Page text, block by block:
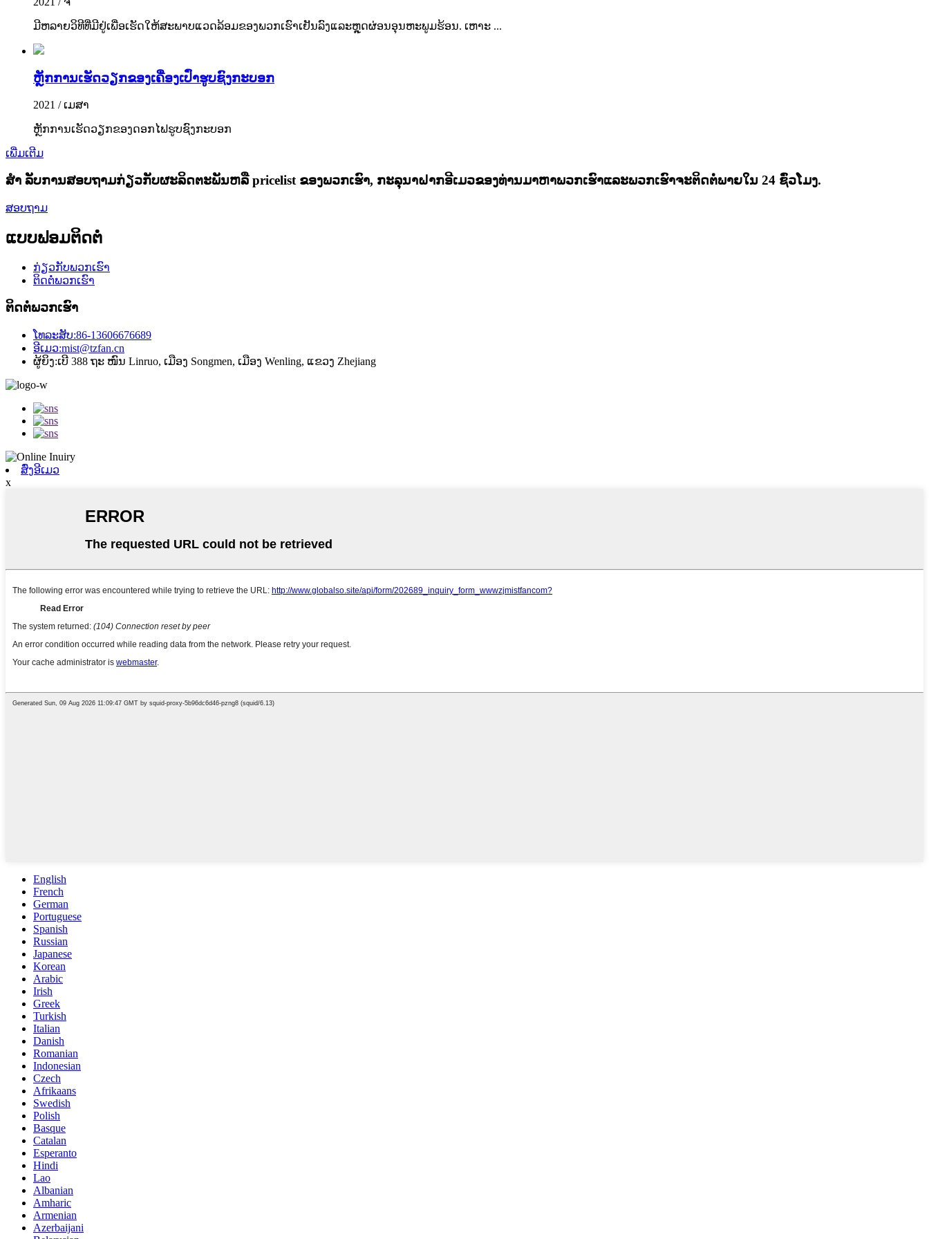
ມີຫລາຍວິທີທີ່ມີຢູ່ເພື່ອເຮັດໃຫ້ສະພາບແວດລ້ອມຂອງພວກເຮົາເຢັນລົງແລະຫຼຸດຜ່ອນອຸນຫະພູມຮ້ອນ. ເຫາະ ...
ຫຼັກການເຮັດວຽກຂອງເຄື່ອງເປົ່າຮູບຊົງກະບອກ
2021 / ເມສາ
ຫຼັກການເຮັດວຽກຂອງດອກໄຟຮູບຊົງກະບອກ
ເພີ່ມເຕີມ
ສຳ ລັບການສອບຖາມກ່ຽວກັບຜະລິດຕະພັນຫລື pricelist ຂອງພວກເຮົາ, ກະລຸນາຝາກອີເມວຂອງທ່ານມາຫາພວກເຮົາແລະພວກເຮົາຈະຕິດຕໍ່ພາຍໃນ 24 ຊົ່ວໂມງ.
ສອບຖາມ
ແບບຟອມຕິດຕໍ່
ກ່ຽວ​ກັບ​ພວກ​ເຮົາ
ຕິດ​ຕໍ່​ພວກ​ເຮົາ
ຕິດ​ຕໍ່​ພວກ​ເຮົາ
ໂທລະສັບ:86-13606676689
ອີເມວ:mist@tzfan.cn
ຜູ້ຍິງ:ເບີ 388 ຖະ ໜົນ Linruo, ເມືອງ Songmen, ເມືອງ Wenling, ແຂວງ Zhejiang
ສົ່ງອີເມວ
x
English
French
German
Portuguese
Spanish
Russian
Japanese
Korean
Arabic
Irish
Greek
Turkish
Italian
Danish
Romanian
Indonesian
Czech
Afrikaans
Swedish
Polish
Basque
Catalan
Esperanto
Hindi
Lao
Albanian
Amharic
Armenian
Azerbaijani